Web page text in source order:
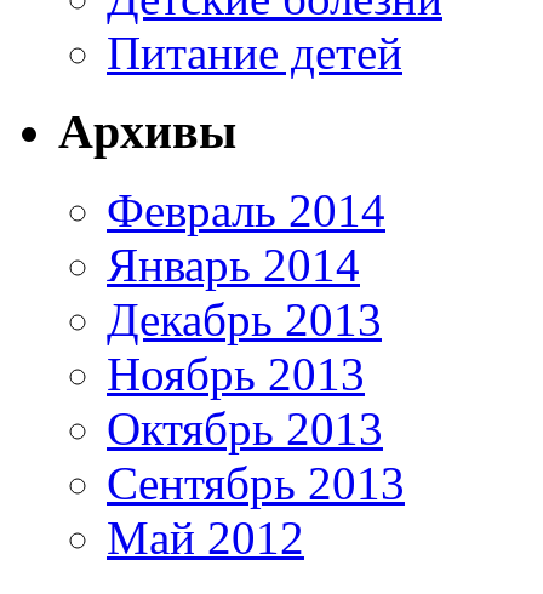
Питание детей
Архивы
Февраль 2014
Январь 2014
Декабрь 2013
Ноябрь 2013
Октябрь 2013
Сентябрь 2013
Май 2012